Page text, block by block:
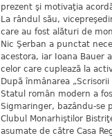
prezent şi motivaţia
La rândul său,
care au fost alături de
Nic Şerban a punctat
acestora, iar Ioana Bauer
celor care cuplează la
După înmânarea
Statul român modern a
Sigmaringer, bazându-se
Clubul Monarhiştilor
asumate de către Casa